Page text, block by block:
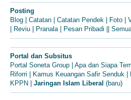
Posting
Blog
Catatan Catatan Pendek Foto
Reviu Pranala| Pesan Pribadi
Portal dan Subsitus
Portal Soneta Group
Apa dan Siapa
Riforri
Kamus Keuangan Safir Senduk
KPPN
Jaringan Islam Liberal (baru)